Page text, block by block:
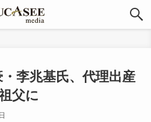
李兆基氏、代理出産
父に